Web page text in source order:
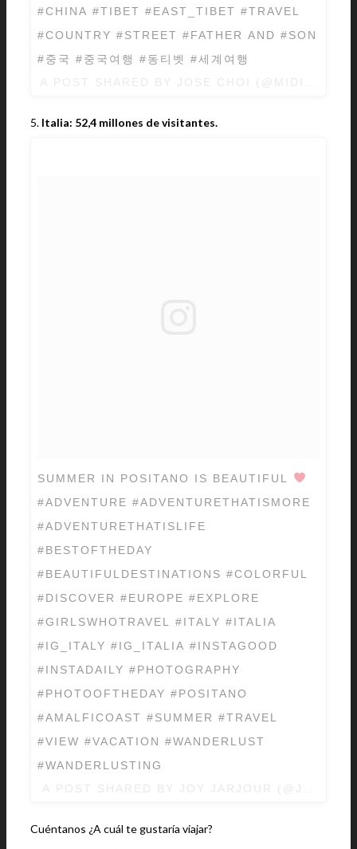
#CHINA #TIBET #EAST_TIBET #TRAVEL
#COUNTRY #STREET #FATHER AND #SON
#중국 #중국여행 #동티벳 #세계여행
5. Italia: 52,4 millones de visitantes.
SUMMER IN POSITANO IS BEAUTIFUL
#ADVENTURE #ADVENTURETHATISMORE
#ADVENTURETHATISLIFE
#BESTOFTHEDAY
#BEAUTIFULDESTINATIONS #COLORFUL
#DISCOVER #EUROPE #EXPLORE
#GIRLSWHOTRAVEL #ITALY #ITALIA
#IG_ITALY #IG_ITALIA #INSTAGOOD
#INSTADAILY #PHOTOGRAPHY
#PHOTOOFTHEDAY #POSITANO
#AMALFICOAST #SUMMER #TRAVEL
#VIEW #VACATION #WANDERLUST
#WANDERLUSTING
Cuéntanos ¿A cuál te gustaría viajar?